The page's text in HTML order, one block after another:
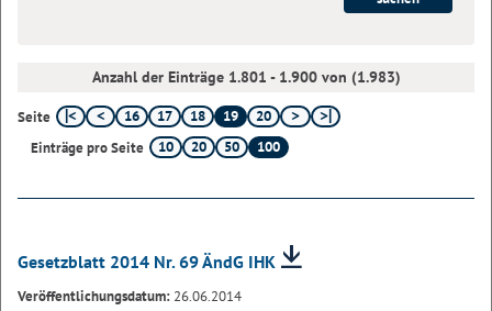
Anzahl der Einträge 1.801 - 1.900 von (1.983)
Seite 16 17 18 19
20
Einträge pro Seite
10 20 50 100
Gesetzblatt 2014 Nr. 69 ÄndG IHK
Veröffentlichungsdatum: 26.06.2014